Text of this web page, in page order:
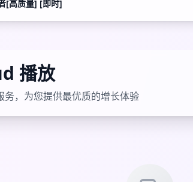
[高质量] [即时]
播放
，为您提供最优质的增长体验